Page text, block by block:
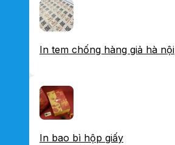
In tem chống hàng giả hà nội
In bao bì hộp giấy